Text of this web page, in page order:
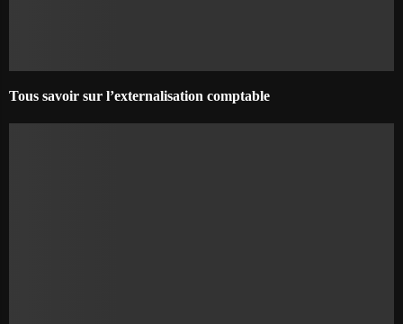
Tous savoir sur l’externalisation comptable